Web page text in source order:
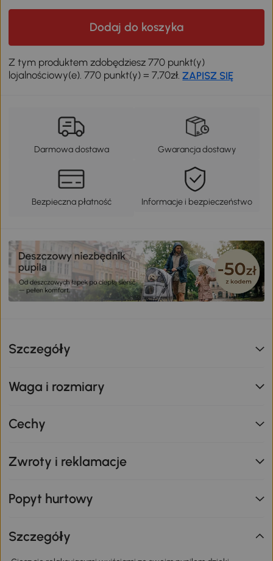
Dodaj do koszyka
Z tym produktem zdobędziesz 770 punkt(y)
lojalnościowy(e). 770 punkt(y) = 7,70zł.ZAPISZ SIĘ
Darmowa dostawa Gwarancja dostawy
Bezpieczna płatność Informacje i bezpieczeństwo
Szczegóły
Waga i rozmiary
Cechy
Zwroty i reklamacje
Popyt hurtowy
Szczegóły